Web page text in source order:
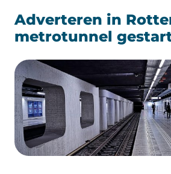
Adverteren in
metrotunnel